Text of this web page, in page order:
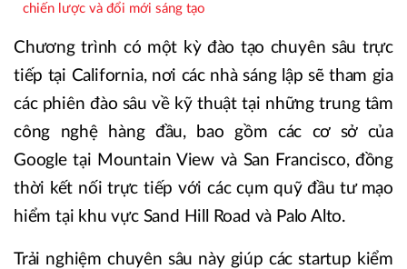
chiến lược và đổi mới sáng tạo
Chương trình có một kỳ đào tạo chuyên sâu trực
tiếp tại California, nơi các nhà sáng lập sẽ tham gia
các phiên đào sâu về kỹ thuật tại những trung tâm
công nghệ hàng đầu, bao gồm các cơ sở của
Google tại Mountain View và San Francisco, đồng
thời kết nối trực tiếp với các cụm quỹ đầu tư mạo
hiểm tại khu vực Sand Hill Road và Palo Alto.
Trải nghiệm chuyên sâu này giúp các startup kiểm